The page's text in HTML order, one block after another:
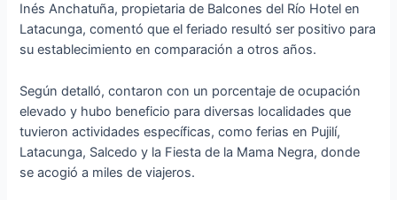
Inés Anchatuña, propietaria de Balcones del Río Hotel en
Latacunga, comentó que el feriado resultó ser positivo para
su establecimiento en comparación a otros años.
Según detalló, contaron con un porcentaje de ocupación
elevado y hubo beneficio para diversas localidades que
tuvieron actividades específicas, como ferias en Pujilí,
Latacunga, Salcedo y la Fiesta de la Mama Negra, donde
se acogió a miles de viajeros.